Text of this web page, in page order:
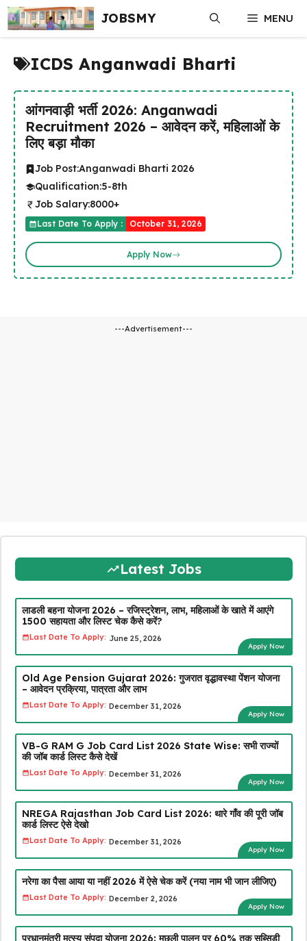
Skip
to
content
JOBSMY MENU
ICDS Anganwadi Bharti
आंगनवाड़ी भर्ती 2026: Anganwadi
Recruitment 2026 – आवेदन करें, महिलाओं के
लिए बड़ा मौका
Job Post:Anganwadi Bharti 2026
Qualification:5-8th
Job Salary:8000+
Last Date To Apply : October 31, 2026
Apply Now
---Advertisement---
Latest Jobs
लाडली बहना योजना 2026 – रजिस्ट्रेशन, लाभ, महिलाओं के खाते में आएंगे
₹1500 सहायता और लिस्ट चेक कैसे करें?
Last Date To Apply: June 25, 2026
Apply Now
Old Age Pension Gujarat 2026: गुजरात वृद्धावस्था पेंशन योजना
– आवेदन प्रक्रिया, पात्रता और लाभ
Last Date To Apply: December 31, 2026
Apply Now
VB-G RAM G Job Card List 2026 State Wise: सभी राज्यों
की जॉब कार्ड लिस्ट कैसे देखें
Last Date To Apply: December 31, 2026
Apply Now
NREGA Rajasthan Job Card List 2026: थारे गाँव की पूरी जॉब
कार्ड लिस्ट ऐसे देखो
Last Date To Apply: December 31, 2026
Apply Now
नरेगा का पैसा आया या नहीं 2026 में ऐसे चेक करें (नया नाम भी जान लीजिए)
Last Date To Apply: December 2, 2026
Apply Now
प्रधानमंत्री मत्स्य संपदा योजना 2026: मछली पालन पर 60% तक सब्सिडी